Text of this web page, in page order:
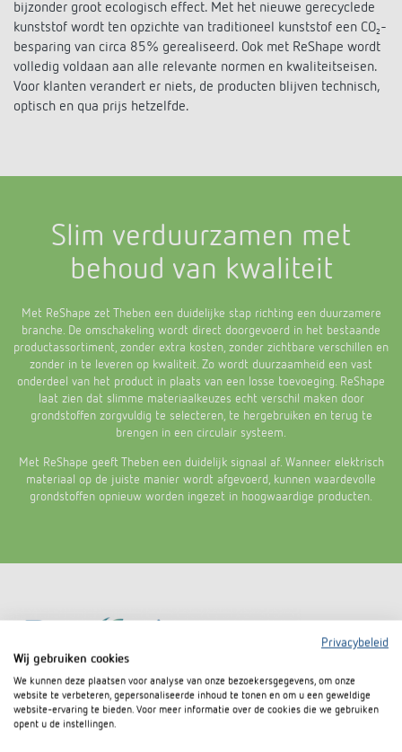
bijzonder groot ecologisch effect. Met het nieuwe gerecyclede
kunststof wordt ten opzichte van traditioneel kunststof een CO₂-
besparing van circa 85% gerealiseerd. Ook met ReShape wordt
volledig voldaan aan alle relevante normen en kwaliteitseisen.
Voor klanten verandert er niets, de producten blijven technisch,
optisch en qua prijs hetzelfde.
Slim verduurzamen met
behoud van kwaliteit
Met ReShape zet Theben een duidelijke stap richting een duurzamere
branche. De omschakeling wordt direct doorgevoerd in het bestaande
productassortiment, zonder extra kosten, zonder zichtbare verschillen en
zonder in te leveren op kwaliteit. Zo wordt duurzaamheid een vast
onderdeel van het product in plaats van een losse toevoeging. ReShape
laat zien dat slimme materiaalkeuzes echt verschil maken door
grondstoffen zorgvuldig te selecteren, te hergebruiken en terug te
brengen in een circulair systeem.
Met ReShape geeft Theben een duidelijk signaal af. Wanneer elektrisch
materiaal op de juiste manier wordt afgevoerd, kunnen waardevolle
grondstoffen opnieuw worden ingezet in hoogwaardige producten.
Privacybeleid
Wij gebruiken cookies
We kunnen deze plaatsen voor analyse van onze bezoekersgegevens, om onze
website te verbeteren, gepersonaliseerde inhoud te tonen en om u een geweldige
website-ervaring te bieden. Voor meer informatie over de cookies die we gebruiken
opent u de instellingen.